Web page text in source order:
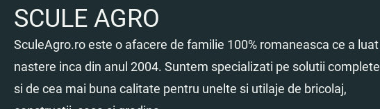
SCULE AGRO
SculeAgro.ro este o afacere de familie 100% romaneasca ce a luat
nastere inca din anul 2004. Suntem specializati pe solutii complete
si de cea mai buna calitate pentru unelte si utilaje de bricolaj,